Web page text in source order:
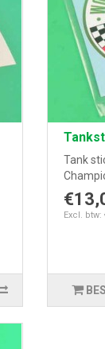
Tank
Excl. btw: